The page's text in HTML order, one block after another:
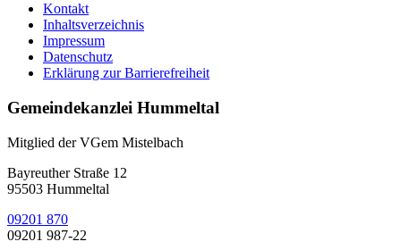
Kontakt
Inhaltsverzeichnis
Impressum
Datenschutz
Erklärung zur Barrierefreiheit
Gemeindekanzlei Hummeltal
Mitglied der VGem Mistelbach
Bayreuther Straße 12
95503 Hummeltal
09201 870
09201 987-22